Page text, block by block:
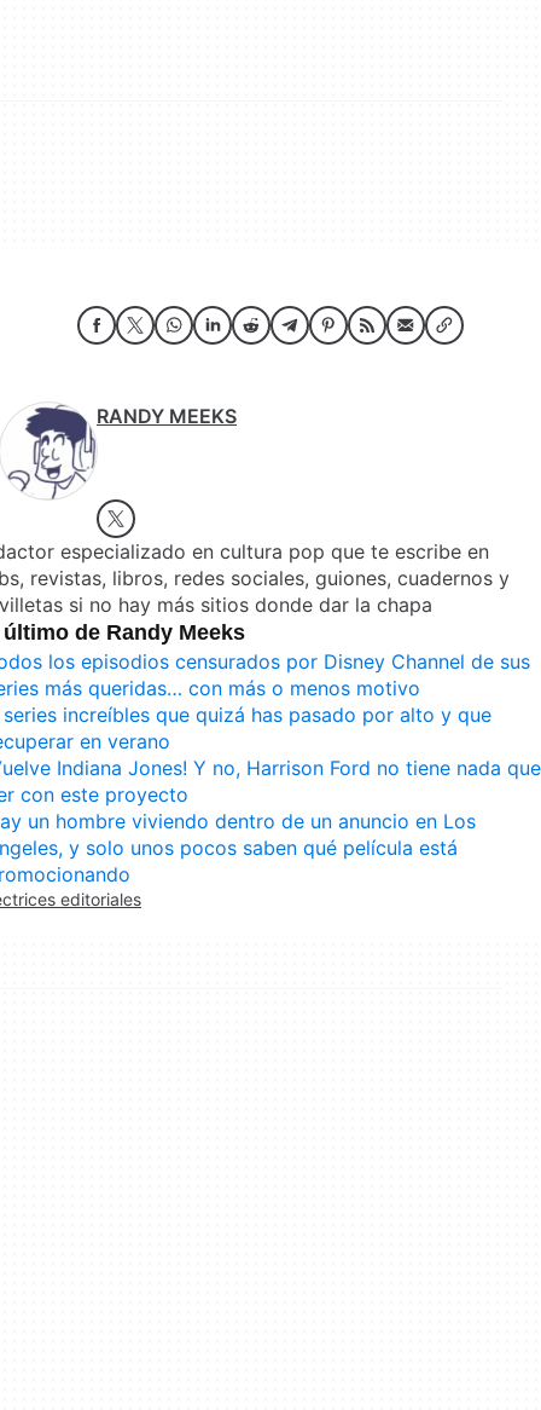
RANDY MEEKS
especializado en cultura pop que te escribe en
revistas, libros, redes sociales, guiones, cuadernos y
si no hay más sitios donde dar la chapa
de Randy Meeks
los episodios censurados por Disney Channel de sus
más queridas… con más o menos motivo
increíbles que quizá has pasado por alto y que
en verano
Indiana Jones! Y no, Harrison Ford no tiene nada que
con este proyecto
un hombre viviendo dentro de un anuncio en Los
y solo unos pocos saben qué película está
editoriales